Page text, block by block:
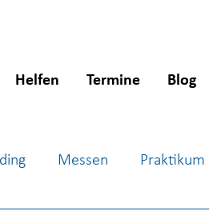
Helfen Termine Blog
Messen Praktikum